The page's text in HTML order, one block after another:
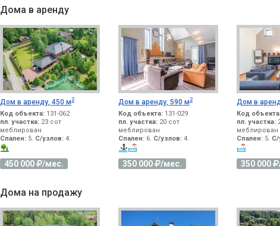
Дома в аренду
Дом в аренду, 450 м 2
Код объекта: 131-062
пл. участка: 23 сот
меблирован
Спален: 5. С/узлов: 4.
450 000 /мес.
Дом в аренду, 590 м2
Код объекта:131-029
пл. участка:20 сот
меблирован
Спален:6. С/узлов:4.
350 000 /мес.
Дом в
Код
пл. участка:
меблирован
Спален:5. С/
350 000
Дома на продажу